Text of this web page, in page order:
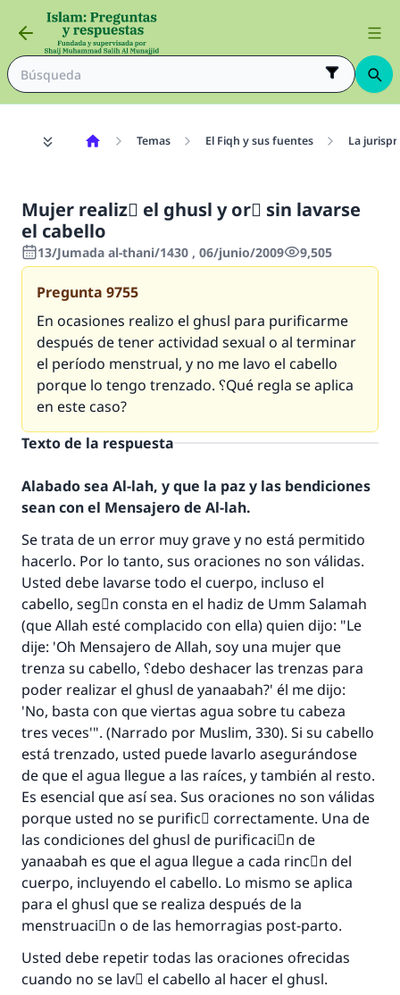
Temas El Fiqh y sus fuentes La
Mujer realizَ el ghusl y orَ sin lavarse
el cabello
13/Jumada al-thani/1430 , 06/junio/2009 9,505
Pregunta 9755
En ocasiones realizo el ghusl para purificarme
después de tener actividad sexual o al terminar
el período menstrual, y no me lavo el cabello
porque lo tengo trenzado. ؟Qué regla se aplica
en este caso?
Texto de la respuesta
Alabado sea Al-lah, y que la paz y las bendiciones
sean con el Mensajero de Al-lah.
Se trata de un error muy grave y no está permitido
hacerlo. Por lo tanto, sus oraciones no son válidas.
Usted debe lavarse todo el cuerpo, incluso el
cabello, segْn consta en el hadiz de Umm Salamah
(que Allah esté complacido con ella) quien dijo: "Le
dije: 'Oh Mensajero de Allah, soy una mujer que
trenza su cabello, ؟debo deshacer las trenzas para
poder realizar el ghusl de yanaabah?' él me dijo:
'No, basta con que viertas agua sobre tu cabeza
tres veces'". (Narrado por Muslim, 330). Si su cabello
está trenzado, usted puede lavarlo asegurándose
de que el agua llegue a las raíces, y también al resto.
Es esencial que así sea. Sus oraciones no son válidas
porque usted no se purificَ correctamente. Una de
las condiciones del ghusl de purificaciَn de
yanaabah es que el agua llegue a cada rincَn del
cuerpo, incluyendo el cabello. Lo mismo se aplica
para el ghusl que se realiza después de la
menstruaciَn o de las hemorragias post-parto.
Usted debe repetir todas las oraciones ofrecidas
cuando no se lavَ el cabello al hacer el ghusl.
La respuesta no. 110845 salvó un
matrimonio.
Desde la Q hasta la A, su contribución ayuda a
IslamQA.
Profeta ﷺ dijo:
"Una persona que orienta a otros a hacer el
bien obtendrá la misma recompensa que
aquellos que lo realicen."
(MUSLIM, 1893)
Contribuir